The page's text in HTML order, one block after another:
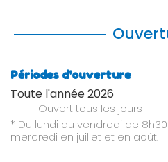
Périodes d'ouverture
Toute l'année 2026
Ouvert tous les jours
* Du lundi au vendredi de 8h30
mercredi en juillet et en août.